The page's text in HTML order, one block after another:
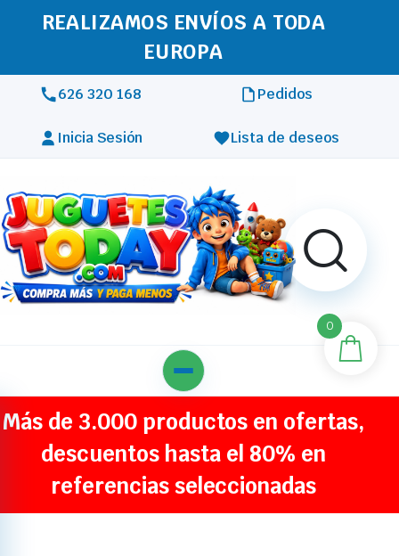
REALIZAMOS ENVÍOS A TODA
EUROPA
626 320 168 Pedidos
Inicia Sesión Lista de deseos
Más de 3.000 productos en ofertas,
descuentos hasta el 80% en
referencias seleccionadas
0